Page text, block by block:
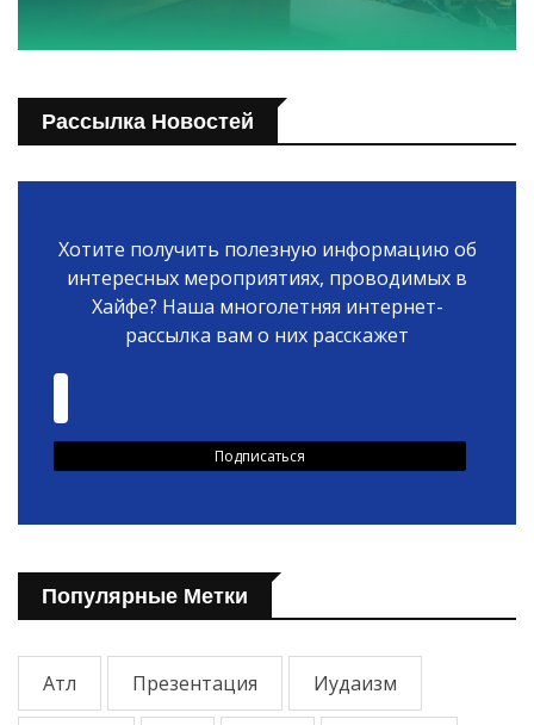
Рассылка Новостей
Хотите получить полезную информацию об
интересных мероприятиях, проводимых в
Хайфе? Наша многолетняя интернет-
рассылка вам о них расскажет
Популярные Метки
Атл Презентация Иудаизм